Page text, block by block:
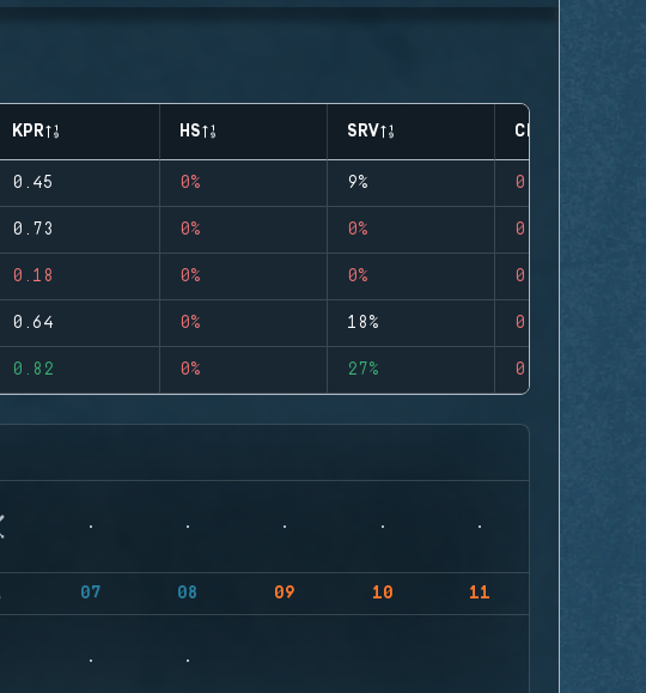
KPR HS SRV CLUTCHES
0.45 0% 9% 0
0.73 0% 0% 0
0.18 0% 0% 0
0.64 0% 18% 0
0.82 0% 27% 0
07 08 09 10 11